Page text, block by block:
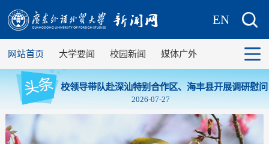
EN
网站首页 大学要闻 校园新闻 媒体广外
校领导带队赴深汕特别合作区、海丰县开展调研慰问
2026-07-27